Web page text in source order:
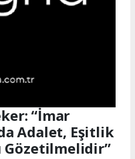
“İmar
Adalet, Eşitlik
Gözetilmelidir”